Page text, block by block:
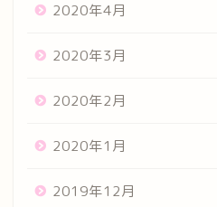
2020年4月
2020年3月
2020年2月
2020年1月
2019年12月